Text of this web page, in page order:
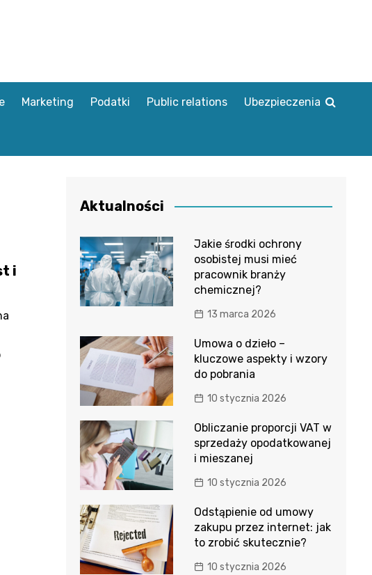
Marketing Podatki Public relations Ubezpieczenia
i
Aktualności
Jakie środki ochrony
osobistej musi mieć
pracownik branży
chemicznej?
13 marca 2026
Umowa o dzieło –
kluczowe aspekty i wzory
do pobrania
10 stycznia 2026
Obliczanie proporcji VAT w
sprzedaży opodatkowanej
i mieszanej
10 stycznia 2026
Odstąpienie od umowy
zakupu przez internet: jak
to zrobić skutecznie?
10 stycznia 2026